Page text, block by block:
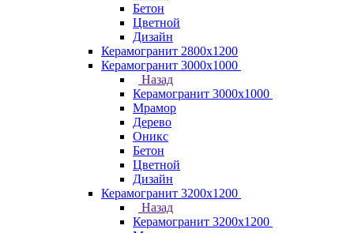
Бетон
Цветной
Дизайн
Керамогранит 2800x1200
Керамогранит 3000х1000
Назад
Керамогранит 3000х1000
Мрамор
Дерево
Оникс
Бетон
Цветной
Дизайн
Керамогранит 3200х1200
Назад
Керамогранит 3200х1200